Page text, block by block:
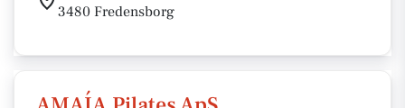
3480 Fredensborg